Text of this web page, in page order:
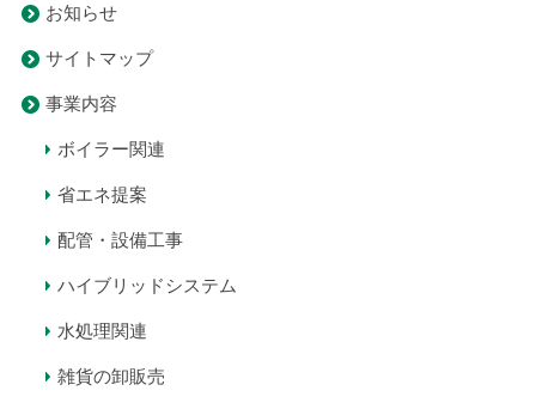
お知らせ
サイトマップ
事業内容
ボイラー関連
省エネ提案
配管・設備工事
ハイブリッドシステム
水処理関連
雑貨の卸販売